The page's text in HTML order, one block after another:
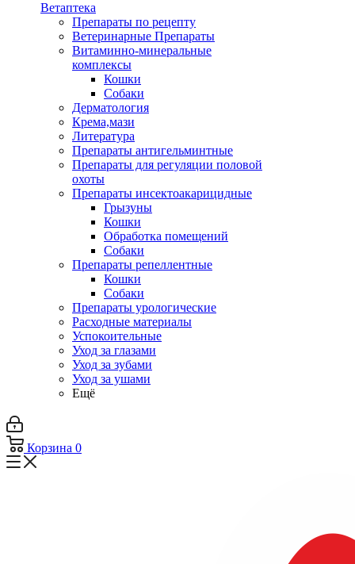
Ветаптека
Препараты по рецепту
Ветеринарные Препараты
Витаминно-минеральные
комплексы
Кошки
Собаки
Дерматология
Крема,мази
Литература
Препараты антигельминтные
Препараты для регуляции половой
охоты
Препараты инсектоакарицидные
Грызуны
Кошки
Обработка помещений
Собаки
Препараты репеллентные
Кошки
Собаки
Препараты урологические
Расходные материалы
Успокоительные
Уход за глазами
Уход за зубами
Уход за ушами
Ещё
Корзина 0